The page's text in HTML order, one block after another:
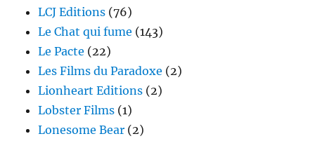
LCJ Editions (76)
Le Chat qui fume (143)
Le Pacte (22)
Les Films du Paradoxe (2)
Lionheart Editions (2)
Lobster Films (1)
Lonesome Bear (2)